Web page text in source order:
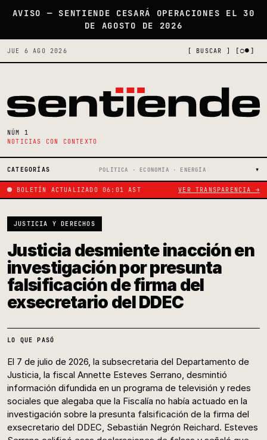
AVISO — SENTIENDE CESARÁ OPERACIONES EL 30
DE AGOSTO DE 2026
JUE 6 AGO 2026 [ BUSCAR ] [○●]
NÚM 1
NOTICIAS CON CONTEXTO
CATEGORÍAS POLÍTICA · ECONOMÍA · ENERGÍA
BOLETÍN ACTUALIZADO 06:01 AST VER TRANSPARENCIA →
JUSTICIA Y DERECHOS
Justicia desmiente inacción en
investigación por presunta
falsificación de firma del
exsecretario del DDEC
LO QUE PASÓ
El 7 de julio de 2026, la subsecretaria del Departamento de
Justicia, la fiscal Annette Esteves Serrano, desmintió
información difundida en un programa de televisión y redes
sociales que alegaba que la Fiscalía no había actuado en la
investigación sobre la presunta falsificación de la firma del
exsecretario del DDEC, Sebastián Negrón Reichard. Esteves